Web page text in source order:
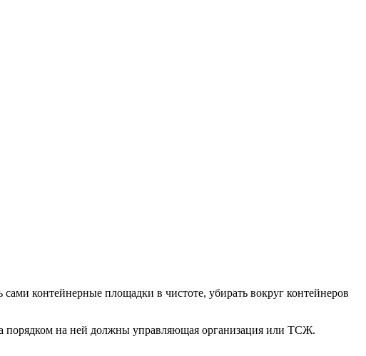
контейнерные площадки в чистоте, убирать вокруг контейнеров
порядком на ней должны управляющая организация или ТСЖ.